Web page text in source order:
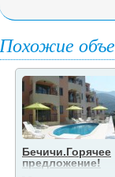
Похожие
Бечичи.Горячее
предложение!